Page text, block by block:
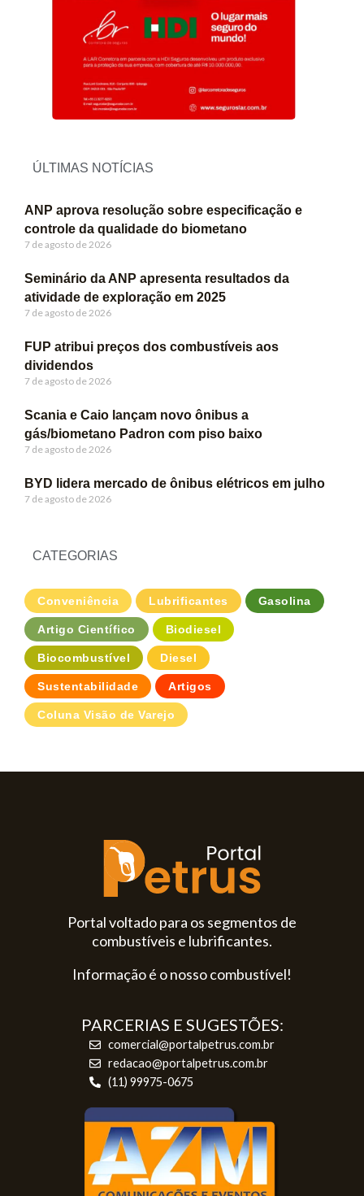
ÚLTIMAS NOTÍCIAS
ANP aprova resolução sobre especificação e
controle da qualidade do biometano
7 de agosto de 2026
Seminário da ANP apresenta resultados da
atividade de exploração em 2025
7 de agosto de 2026
FUP atribui preços dos combustíveis aos
dividendos
7 de agosto de 2026
Scania e Caio lançam novo ônibus a
gás/biometano Padron com piso baixo
7 de agosto de 2026
BYD lidera mercado de ônibus elétricos em julho
7 de agosto de 2026
CATEGORIAS
Conveniência Lubrificantes Gasolina
Artigo Científico Biodiesel
Biocombustível Diesel
Sustentabilidade Artigos
Coluna Visão de Varejo
Portal voltado para os segmentos de
combustíveis e lubrificantes.
Informação é o nosso combustível!
PARCERIAS E SUGESTÕES:
comercial@portalpetrus.com.br
redacao@portalpetrus.com.br
(11) 99975-0675